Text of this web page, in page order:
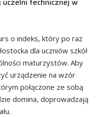
o indeks, który po raz
dla uczniów szkół
maturzystów. Aby
urządzenie na wzór
połączone ze sobą
domina, doprowadzają